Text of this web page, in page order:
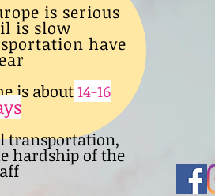
is serious
is slow
have
is about14-16
transportation,
hardship of the